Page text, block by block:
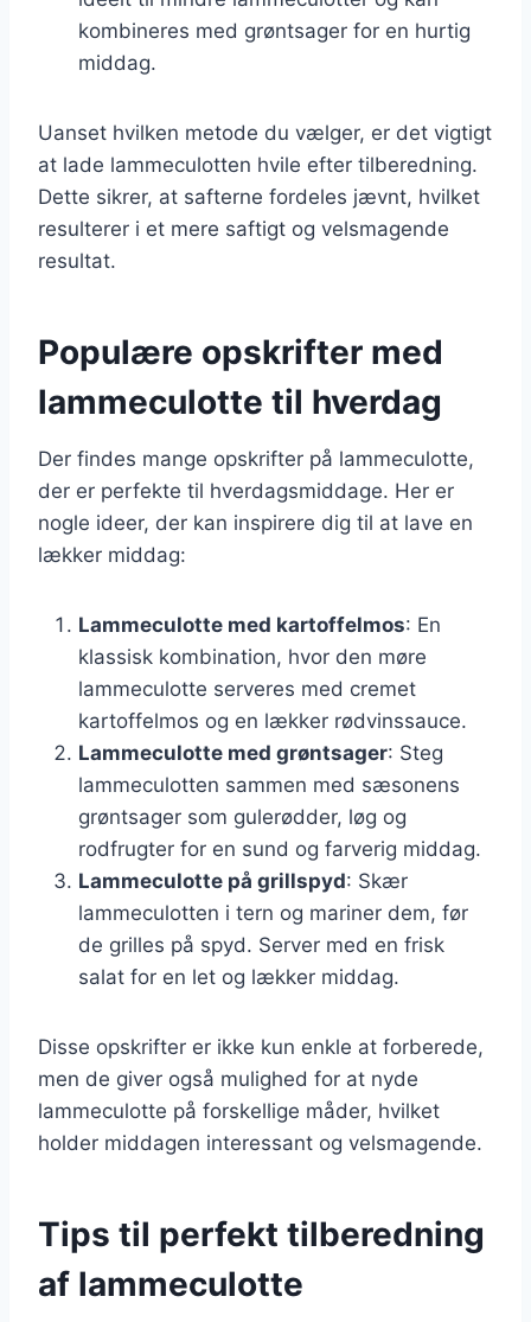
kombineres med grøntsager for en hurtig
middag.
Uanset hvilken metode du vælger, er det vigtigt
at lade lammeculotten hvile efter tilberedning.
Dette sikrer, at safterne fordeles jævnt, hvilket
resulterer i et mere saftigt og velsmagende
resultat.
Populære opskrifter med
lammeculotte til hverdag
Der findes mange opskrifter på lammeculotte,
der er perfekte til hverdagsmiddage. Her er
nogle ideer, der kan inspirere dig til at lave en
lækker middag:
Lammeculotte med kartoffelmos: En
klassisk kombination, hvor den møre
lammeculotte serveres med cremet
kartoffelmos og en lækker rødvinssauce.
Lammeculotte med grøntsager: Steg
lammeculotten sammen med sæsonens
grøntsager som gulerødder, løg og
rodfrugter for en sund og farverig middag.
Lammeculotte på grillspyd: Skær
lammeculotten i tern og mariner dem, før
de grilles på spyd. Server med en frisk
salat for en let og lækker middag.
Disse opskrifter er ikke kun enkle at forberede,
men de giver også mulighed for at nyde
lammeculotte på forskellige måder, hvilket
holder middagen interessant og velsmagende.
Tips til perfekt tilberedning
af lammeculotte